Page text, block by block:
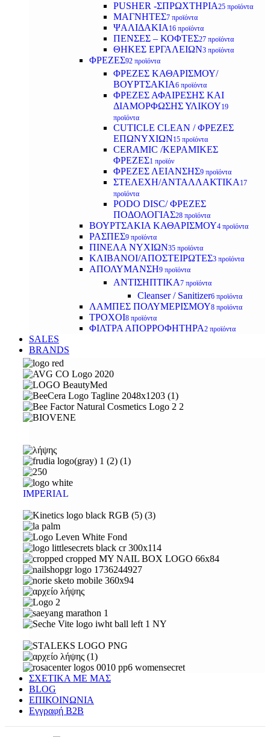
PUSHER -ΣΠΡΩΧΤΗΡΙΑ25 προϊόντα
ΜΑΓΝΗΤΕΣ7 προϊόντα
ΨΑΛΙΔΑΚΙΑ 16 προϊόντα
ΠΕΝΣΕΣ – ΚΟΦΤΕΣ27 προϊόντα
ΘΗΚΕΣ ΕΡΓΑΛΕΙΩΝ3 προϊόντα
ΦΡΕΖΕΣ92 προϊόντα
ΦΡΕΖΕΣ ΚΑΘΑΡΙΣΜΟΥ/
ΒΟΥΡΤΣΑΚΙΑ6 προϊόντα
ΦΡΕΖΕΣ ΑΦΑΙΡΕΣΗΣ ΚΑΙ
ΔΙΑΜΟΡΦΩΣΗΣ ΥΛΙΚΟΥ19
προϊόντα
CUTICLE CLEAN / ΦΡΕΖΕΣ
ΕΠΩΝΥΧΙΩΝ15 προϊόντα
CERAMIC /ΚΕΡΑΜΙΚΕΣ
ΦΡΕΖΕΣ1 προϊόν
ΦΡΕΖΕΣ ΛΕΙΑΝΣΗΣ9 προϊόντα
ΣΤΕΛΕΧΗ/ΑΝΤΑΛΛΑΚΤΙΚΑ 17
προϊόντα
PODO DISC/ ΦΡΕΖΕΣ
ΠΟΔΟΛΟΓΙΑΣ28 προϊόντα
ΒΟΥΡΤΣΑΚΙΑ ΚΑΘΑΡΙΣΜΟΥ4 προϊόντα
ΡΑΣΠΕΣ9 προϊόντα
ΠΙΝΕΛΑ ΝΥΧΙΩΝ35 προϊόντα
ΚΛΙΒΑΝΟΙ/ΑΠΟΣΤΕΙΡΩΤΕΣ3 προϊόντα
ΑΠΟΛΥΜΑΝΣΗ9 προϊόντα
ΑΝΤΙΣΗΠΤΙΚΑ7 προϊόντα
Cleanser / Sanitizer6 προϊόντα
ΛΑΜΠΕΣ ΠΟΛΥΜΕΡΙΣΜΟΥ8 προϊόντα
ΤΡΟΧΟΙ8 προϊόντα
ΦΙΛΤΡΑ ΑΠΟΡΡΟΦΗΤΗΡΑ2 προϊόντα
SALES
BRANDS
IMPERIAL
ΣΧΕΤΙΚΑ ΜΕ ΜΑΣ
BLOG
ΕΠΙΚΟΙΝΩΝΙΑ
Εγγραφή Β2Β